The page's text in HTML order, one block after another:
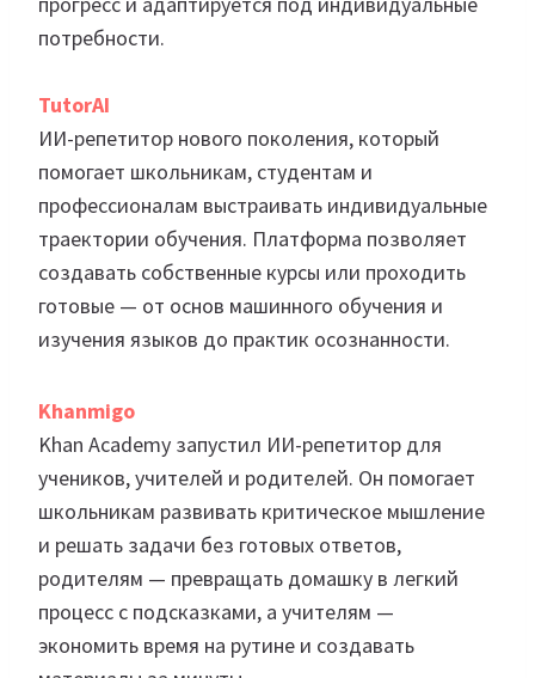
потребности.
TutorAI
ИИ-репетитор нового поколения, который
помогает школьникам, студентам и
профессионалам выстраивать индивидуальные
траектории обучения. Платформа позволяет
создавать собственные курсы или проходить
готовые — от основ машинного обучения и
изучения языков до практик осознанности.
Khanmigo
Khan Academy запустил ИИ-репетитор для
учеников, учителей и родителей. Он помогает
школьникам развивать критическое мышление
и решать задачи без готовых ответов,
родителям — превращать домашку в легкий
процесс с подсказками, а учителям —
экономить время на рутине и создавать